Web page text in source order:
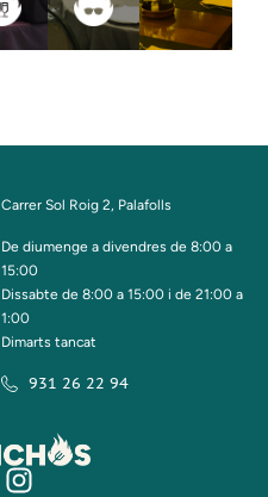
Carrer Sol Roig 2, Palafolls
De diumenge a divendres de 8:00 a
15:00
Dissabte de 8:00 a 15:00 i de 21:00 a
1:00
Dimarts tancat
931 26 22 94